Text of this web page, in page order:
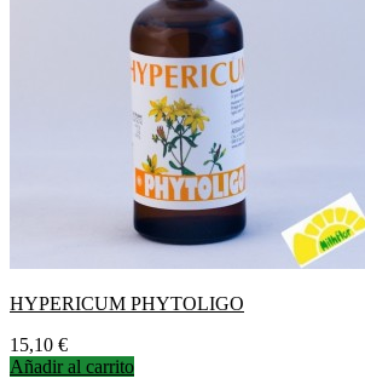
HYPERICUM PHYTOLIGO
Precio
15,10 €
Añadir al carrito